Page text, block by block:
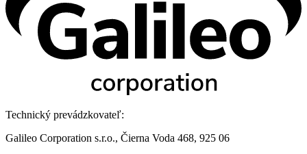
Technický prevádzkovateľ:
Galileo Corporation s.r.o., Čierna Voda 468, 925 06